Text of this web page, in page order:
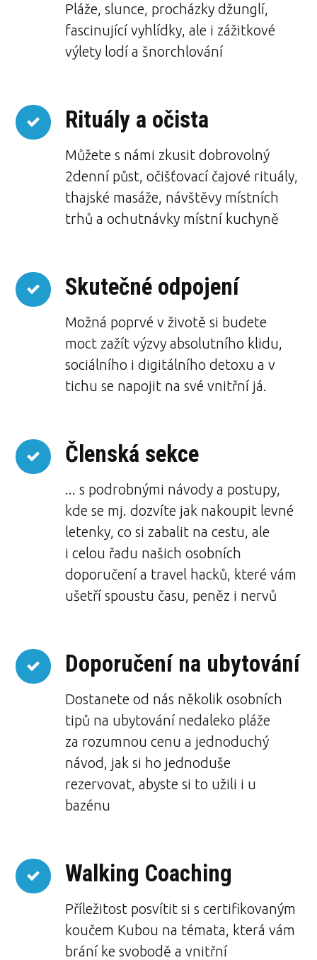
Pláže, slunce, procházky džunglí,
fascinující vyhlídky, ale i zážitkové
výlety lodí a šnorchlování
Rituály a očista
Můžete s námi zkusit dobrovolný
2denní půst, očišťovací čajové rituály,
thajské masáže, návštěvy místních
trhů a ochutnávky místní kuchyně
Skutečné odpojení
Možná poprvé v životě si budete
moct zažít výzvy absolutního klidu,
sociálního i digitálního detoxu a v
tichu se napojit na své vnitřní já.
Členská sekce
... s podrobnými návody a postupy,
kde se mj. dozvíte jak nakoupit levné
letenky, co si zabalit na cestu, ale
i celou řadu našich osobních
doporučení a travel hacků, které vám
ušetří spoustu času, peněz i nervů
Doporučení na ubytování
Dostanete od nás několik osobních
tipů na ubytování nedaleko pláže
za rozumnou cenu a jednoduchý
návod, jak si ho jednoduše
rezervovat, abyste si to užili i u
bazénu
Walking Coaching
Příležitost posvítit si s certifikovaným
koučem Kubou na témata, která vám
brání ke svobodě a vnitřní